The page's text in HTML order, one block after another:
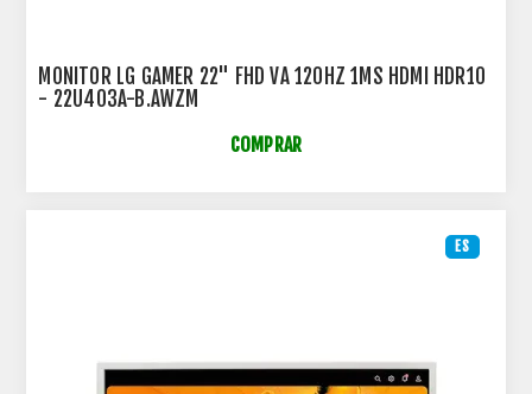
MONITOR LG GAMER 22" FHD VA 120HZ 1MS HDMI HDR10
- 22U403A-B.AWZM
COMPRAR
ES